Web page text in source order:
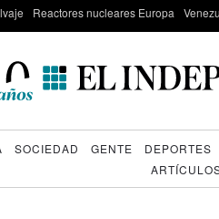
Reactores nucleares Europa
SOCIEDAD GENTE DEPORTES